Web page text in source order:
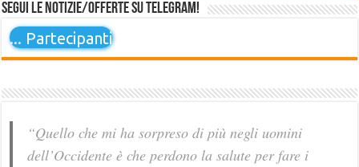
Segui le notizie/offerte su Telegram!
... Partecipanti
“Quello che mi ha sorpreso di più negli uomini
dell’Occidente è che perdono la salute per fare i